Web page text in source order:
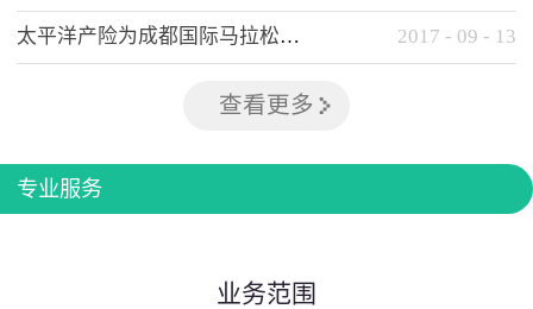
太平洋产险为成都国际马拉松提供全方位保险保障 2017 - 09 - 13
查看更多
专业服务
业务范围